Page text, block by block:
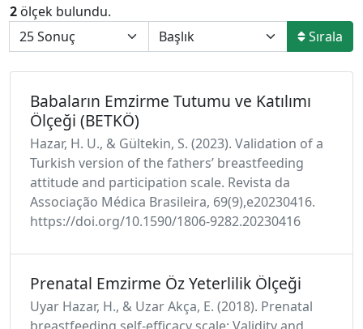
2 ölçek bulundu.
Sırala
Babaların Emzirme Tutumu ve Katılımı
Ölçeği (BETKÖ)
Hazar, H. U., & Gültekin, S. (2023). Validation of a
Turkish version of the fathers’ breastfeeding
attitude and participation scale. Revista da
Associação Médica Brasileira, 69(9),e20230416.
https://doi.org/10.1590/1806-9282.20230416
Prenatal Emzirme Öz Yeterlilik Ölçeği
Uyar Hazar, H., & Uzar Akça, E. (2018). Prenatal